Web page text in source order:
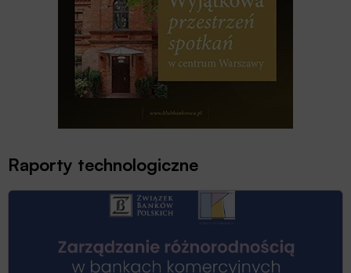
Raporty technologiczne